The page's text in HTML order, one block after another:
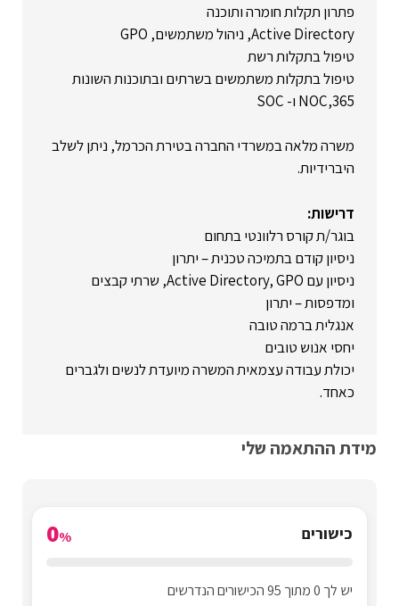
פתרון תקלות חומרה ותוכנה
Active Directory, ניהול משתמשים, GPO
טיפול בתקלות רשת
טיפול בתקלות משתמשים בשרתים ובתוכנות השונות
NOC,365 ו- SOC
משרה מלאה במשרדי החברה בטירת הכרמל, ניתן לשלב
היברידיות.
דרישות:
בוגר/ת קורס רלוונטי בתחום
ניסיון קודם בתמיכה טכנית – יתרון
ניסיון עם Active Directory, GPO, שרתי קבצים
ומדפסות – יתרון
אנגלית ברמה טובה
יחסי אנוש טובים
יכולת עבודה עצמאית המשרה מיועדת לנשים ולגברים
כאחד.
מידת ההתאמה שלי
כישורים 0%
יש לך 0 מתוך 95 הכישורים הנדרשים